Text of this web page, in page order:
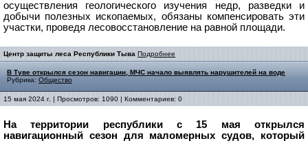
осуществления геологического изучения недр, разведки и
добычи полезных ископаемых, обязаны компенсировать эти
участки, проведя лесовосстановление на равной площади.
Центр защиты леса Республики Тыва Подробнее
В Туве открылся сезoн навигации, МЧС начало выявлять нарушителей на воде
Рубрика: Общество
15 мая 2024 г. | Просмотров: 1090 | Комментариев: 0
На территории республики с 15 мая открылся
навигационный сезон для маломерных судов, который